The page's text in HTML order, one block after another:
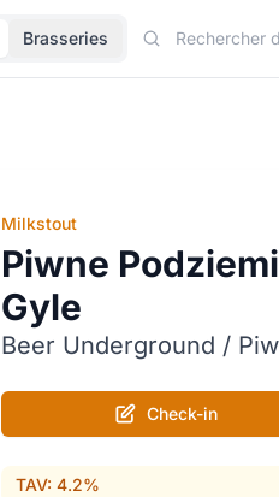
Brasseries
Milkstout
Piwne
Gyle
Beer Underground /
Check-in
TAV: 4.2%